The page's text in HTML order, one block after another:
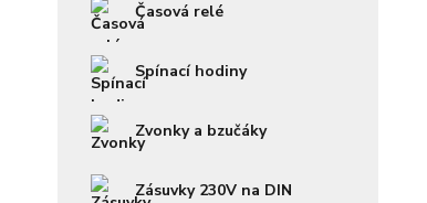
Časová relé
Spínací hodiny
Zvonky a bzučáky
Zásuvky 230V na DIN